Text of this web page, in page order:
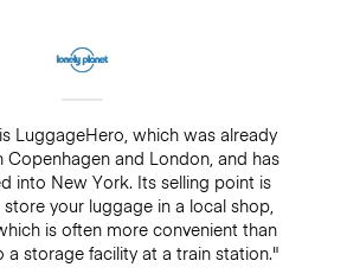
LuggageHero, which was already
Copenhagen and London, and has
into New York. Its selling point is
your luggage in a local shop,
is often more convenient than
a storage facility at a train station."